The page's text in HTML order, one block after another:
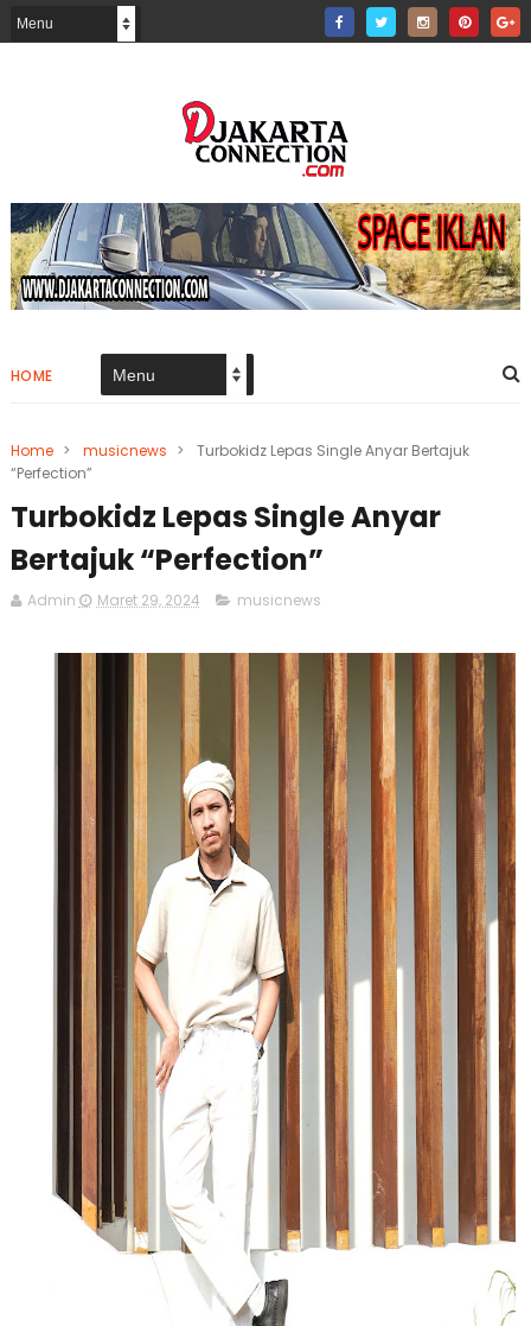
HOME
Home > musicnews >
Turbokidz Lepas Single Anyar Bertajuk
“Perfection”
Turbokidz Lepas Single Anyar
Bertajuk “Perfection”
Admin Maret 29, 2024 musicnews